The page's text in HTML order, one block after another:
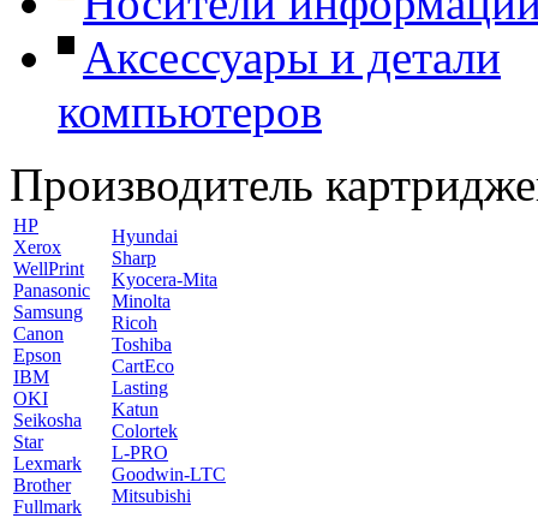
Аксессуары и детали
компьютеров
Производитель
HP
Xerox
WellPrint
Panasonic
Samsung
Canon
Epson
IBM
OKI
Seikosha
Star
Lexmark
Brother
Fullmark
Hyundai
Sharp
Kyocera-Mita
Minolta
Ricoh
Toshiba
CartEco
Lasting
Katun
Colortek
L-PRO
Goodwin-LTC
Mitsubishi